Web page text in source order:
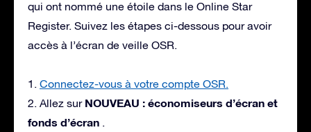
qui ont nommé une étoile dans le Online Star
Register. Suivez les étapes ci-dessous pour avoir
accès à l’écran de veille OSR.
1. Connectez-vous à votre compte OSR.
2. Allez sur NOUVEAU : économiseurs d’écran et
fonds d’écran